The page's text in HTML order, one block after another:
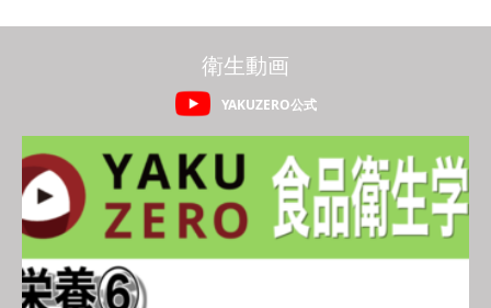
YAKUZERO公式
衛生動画